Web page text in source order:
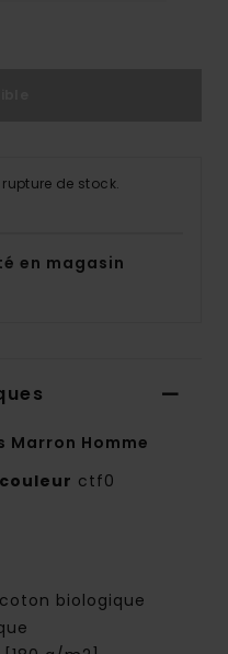
de stock.
en magasin
Homme
ctf0
coton biologique